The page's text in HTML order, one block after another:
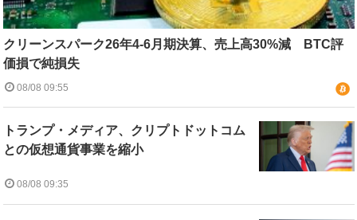
クリーンスパーク26年4-6月期決算、売上高30%減 BTC評
価損で純損失
08/08 09:55
トランプ・メディア、クリプトドットコム
との仮想通貨事業を縮小
08/08 09:35